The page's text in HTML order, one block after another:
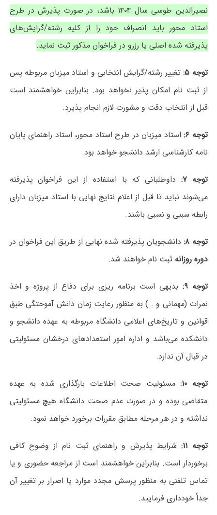
نصیرالدین طوسی سال ۱۴۰۴ باشد، در صورت پذیرش در طرح
استاد محور باید انصراف خود را از کلیه رشته/گرایش‌های
پذیرفته شده اصلی یا رزرو در فراخوان مذکور ثبت نماید.
توجه ۵:
تغییر رشته/گرایش انتخابی و استاد میزبان مربوطه پس
از ثبت نام امکان پذیر نخواهد بود. بنابراین خواهشمند است
قبل از انتخاب دقت و مشورت لازم انجام پذیرد.
توجه ۶:
استاد میزبان در طرح استاد محور، استاد راهنمای پایان
نامه کارشناسی ارشد دانشجو خواهد بود.
توجه ۷:
داوطلبانی که با استفاده از این فراخوان پذیرفته
می‌شوند نباید تا قبل از اعلام نتایج نهایی با استاد میزبان دارای
رابطه سببی و نسبی باشند.
توجه ۸:
دانشجویان پذیرفته شده نهایی از طریق این فراخوان در
دوره روزانه ثبت نام خواهند شد.
توجه ۹:
بدیهی است برنامه ریزی برای دفاع از پروژه و اخذ
نمرات (مهمانی و …) به منظور رعایت زمان دانش آموختگی طبق
قوانین و تاریخ‌های اعلامی دانشگاه مربوطه به عهده دانشجو و
دانشکده می‌باشد و اداره امور استعدادهای درخشان مسئولیتی
در قبال آن ندارد.
توجه ۱۰:
مسئولیت صحت اطلاعات بارگذاری شده به عهده
متقاضی بوده و در صورت عدم صحت دانشگاه هیچ مسئولیتی
نداشته و در هر مرحله مطابق مقررات برخورد خواهد نمود.
توجه ۱۱:
شرایط پذیرش و راهنمای ثبت نام از وضوح کافی
برخوردار است. بنابراین خواهشمند است از مراجعه حضوری و یا
تماس تلفنی به منظور پرسش مجدد موارد یا اصرار بر تغییر آن
جداً خودداری فرمایید.